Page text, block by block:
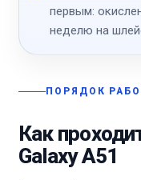
первым:
неделю на
ПОРЯДОК
Как
Galaxy A51